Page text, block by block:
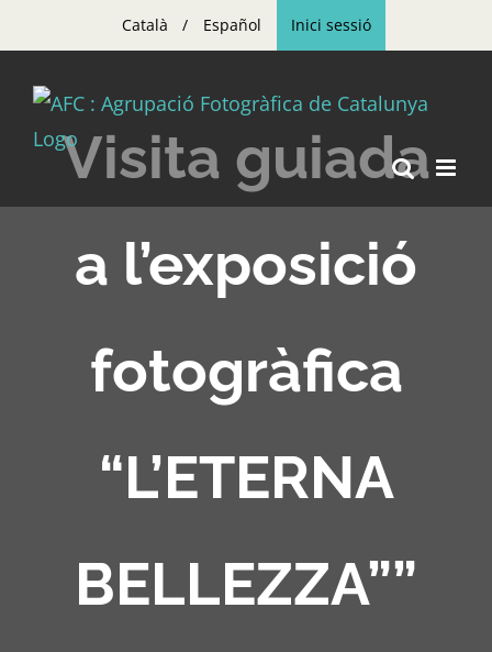
to
content
Català Español Inici sessió
Visita guiada
a l’exposició
fotogràfica
“L’ETERNA
BELLEZZA””